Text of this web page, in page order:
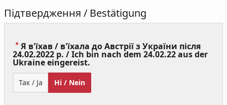
Підтвердження / Bestätigung
Я в'їхав / в'їхала до Австрії з України після
24.02.2022 р. / Ich bin nach dem 24.02.22 aus der
Ukraine eingereist.
Required)
Так / Ja Ні / Nein